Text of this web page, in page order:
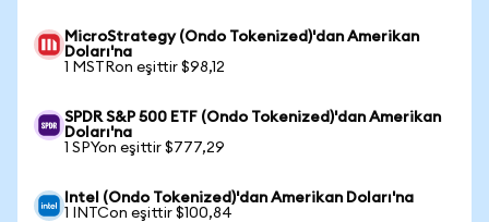
MicroStrategy (Ondo Tokenized)'dan Amerikan
Doları'na
1 MSTRon eşittir $98,12
SPDR S&P 500 ETF (Ondo Tokenized)'dan Amerikan
Doları'na
1 SPYon eşittir $777,29
Intel (Ondo Tokenized)'dan Amerikan Doları'na
1 INTCon eşittir $100,84